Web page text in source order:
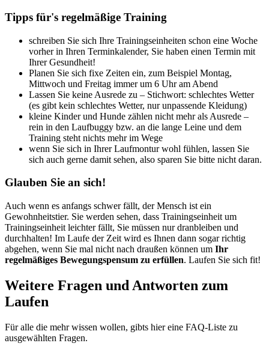
Tipps für's regelmäßige Training
schreiben Sie sich Ihre Trainingseinheiten schon eine Woche
vorher in Ihren Terminkalender, Sie haben einen Termin mit
Ihrer Gesundheit!
Planen Sie sich fixe Zeiten ein, zum Beispiel Montag,
Mittwoch und Freitag immer um 6 Uhr am Abend
Lassen Sie keine Ausrede zu – Stichwort: schlechtes Wetter
(es gibt kein schlechtes Wetter, nur unpassende Kleidung)
kleine Kinder und Hunde zählen nicht mehr als Ausrede –
rein in den Laufbuggy bzw. an die lange Leine und dem
Training steht nichts mehr im Wege
wenn Sie sich in Ihrer Laufmontur wohl fühlen, lassen Sie
sich auch gerne damit sehen, also sparen Sie bitte nicht daran.
Glauben Sie an sich!
Auch wenn es anfangs schwer fällt, der Mensch ist ein
Gewohnheitstier. Sie werden sehen, dass Trainingseinheit um
Trainingseinheit leichter fällt, Sie müssen nur dranbleiben und
durchhalten! Im Laufe der Zeit wird es Ihnen dann sogar richtig
abgehen, wenn Sie mal nicht nach draußen können um Ihr
regelmäßiges Bewegungspensum zu erfüllen. Laufen Sie sich fit!
Weitere Fragen und Antworten zum
Laufen
Für alle die mehr wissen wollen, gibts hier eine FAQ-Liste zu
ausgewählten Fragen.